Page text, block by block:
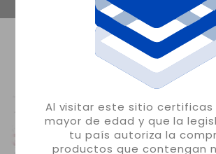
Al visitar este sitio certificas
mayor de edad y que la
tu país autoriza la
productos que contengan